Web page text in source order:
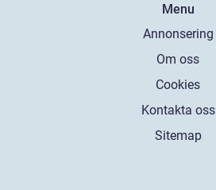
Menu
Annonsering
Om oss
Cookies
Kontakta oss
Sitemap